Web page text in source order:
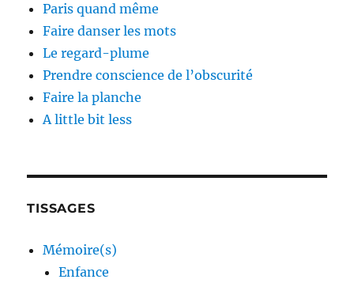
Paris quand même
Faire danser les mots
Le regard-plume
Prendre conscience de l’obscurité
Faire la planche
A little bit less
TISSAGES
Mémoire(s)
Enfance